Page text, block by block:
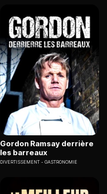
Gordon Ramsay derrière
les barreaux
DIVERTISSEMENT GASTRONOMIE